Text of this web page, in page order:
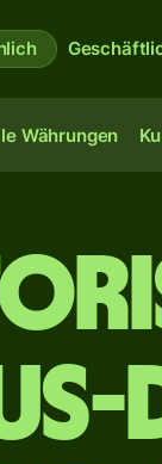
Währungen